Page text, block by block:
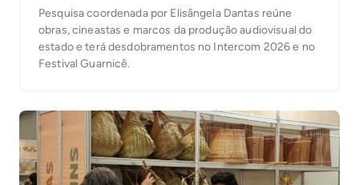
Pesquisa coordenada por Elisângela Dantas reúne
obras, cineastas e marcos da produção audiovisual do
estado e terá desdobramentos no Intercom 2026 e no
Festival Guarnicê.